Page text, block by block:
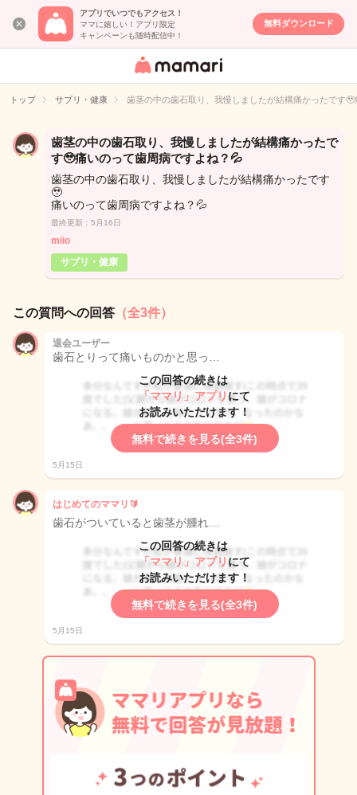
アプリでいつでもアクセス！
ママに嬉しい！アプリ限定
キャンペーンも随時配信中！
無料ダウンロード
女性専用匿名QA
イト
トップ サプリ・健康 歯茎の中の歯石取り、我慢しましたが結構痛かったです
歯茎の中の歯石取り、我慢しましたが結構痛かったで
す🥹痛いのって歯周病ですよね？💦
歯茎の中の歯石取り、我慢しましたが結構痛かったです
🥹
痛いのって歯周病ですよね？💦
最終更新：5月16日
miio
サプリ・健康
この質問への回答 （全3件）
退会ユーザー
歯石とりって痛いものかと思っ…
この回答の続きは
「ママリ」アプリ にて
お読みいただけます！
無料で続きを見る(全3件)
5月15日
はじめてのママリ🔰
歯石がついていると歯茎が腫れ…
この回答の続きは
「ママリ」アプリ にて
お読みいただけます！
無料で続きを見る(全3件)
5月15日